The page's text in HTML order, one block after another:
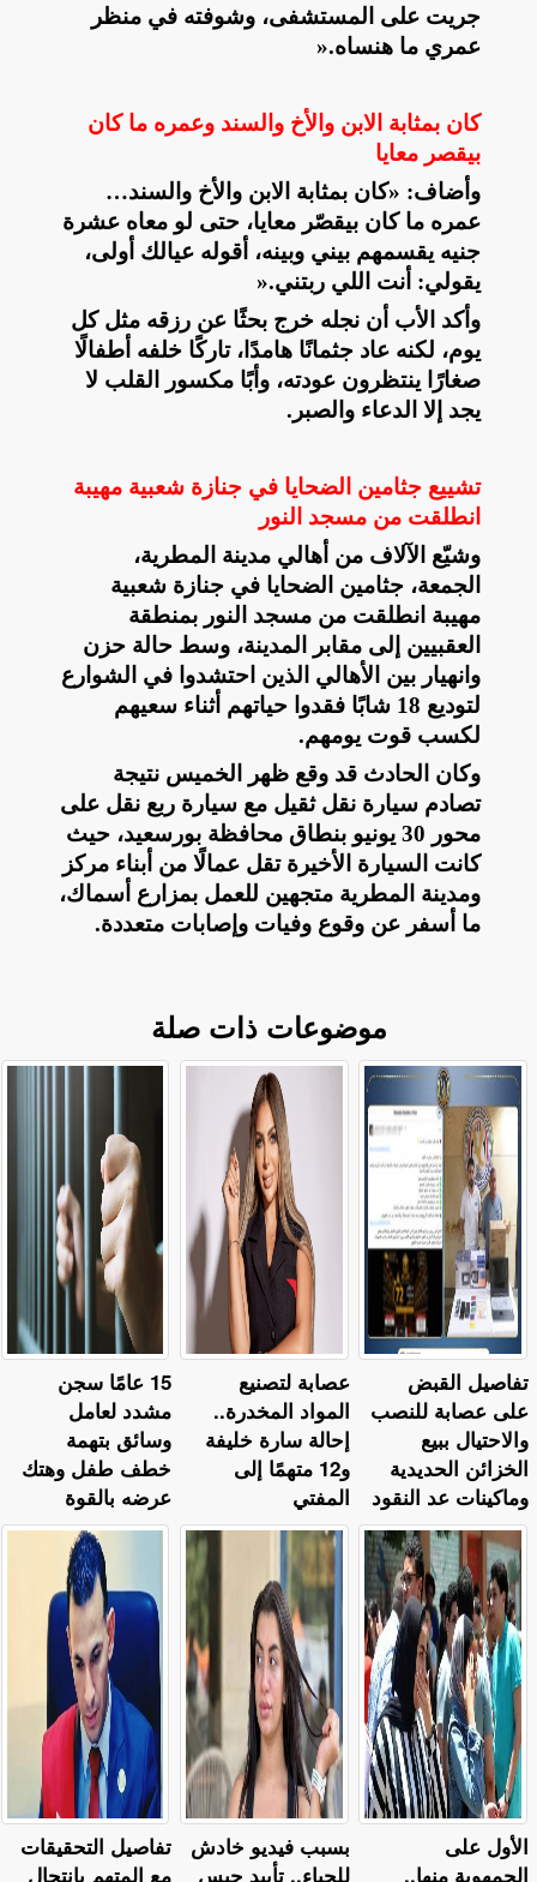
جريت على المستشفى، وشوفته في منظر
عمري ما هنساه».
كان بمثابة الابن والأخ والسند وعمره ما كان
بيقصر معايا
وأضاف: «كان بمثابة الابن والأخ والسند…
عمره ما كان بيقصّر معايا، حتى لو معاه عشرة
جنيه يقسمهم بيني وبينه، أقوله عيالك أولى،
يقولي: أنت اللي ربتني».
وأكد الأب أن نجله خرج بحثًا عن رزقه مثل كل
يوم، لكنه عاد جثمانًا هامدًا، تاركًا خلفه أطفالًا
صغارًا ينتظرون عودته، وأبًا مكسور القلب لا
يجد إلا الدعاء والصبر .
تشييع جثامين الضحايا في جنازة شعبية مهيبة
انطلقت من مسجد النور
وشيّع الآلاف من أهالي مدينة المطرية،
الجمعة، جثامين الضحايا في جنازة شعبية
مهيبة انطلقت من مسجد النور بمنطقة
العقبيين إلى مقابر المدينة، وسط حالة حزن
وانهيار بين الأهالي الذين احتشدوا في الشوارع
لتوديع 18 شابًا فقدوا حياتهم أثناء سعيهم
لكسب قوت يومهم.
وكان الحادث قد وقع ظهر الخميس نتيجة
تصادم سيارة نقل ثقيل مع سيارة ربع نقل على
محور 30 يونيو بنطاق محافظة بورسعيد، حيث
كانت السيارة الأخيرة تقل عمالًا من أبناء مركز
ومدينة المطرية متجهين للعمل بمزارع أسماك،
ما أسفر عن وقوع وفيات وإصابات متعددة.
موضوعات ذات صلة
15 عامًا سجن
مشدد لعامل
وسائق بتهمة
خطف طفل وهتك
عرضه بالقوة
عصابة لتصنيع
المواد المخدرة..
إحالة سارة خليفة
و12 متهمًا إلى
المفتي
تفاصيل القبض
على عصابة للنصب
والاحتيال ببيع
الخزائن الحديدية
وماكينات عد النقود
تفاصيل التحقيقات
مع المتهم بانتحال
بسبب فيديو خادش
للحياء.. تأييد حبس
الأول على
الجمهوية منها..